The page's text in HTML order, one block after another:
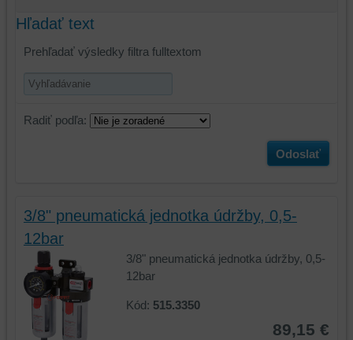
Hľadať text
Prehľadať výsledky filtra fulltextom
Radiť podľa:
Odoslať
3/8" pneumatická jednotka údržby, 0,5-
12bar
3/8" pneumatická jednotka údržby, 0,5-
12bar
Kód: 515.3350
89,15 €